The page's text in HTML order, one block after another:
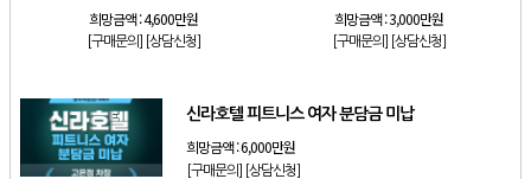
희망금액 :4,600만원
[구매문의] [상담신청]
희망금액 :3,000만원
[구매문의] [상담신청]
신라호텔 피트니스 여자 분담금 미납
희망금액 :6,000만원
[구매문의] [상담신청]